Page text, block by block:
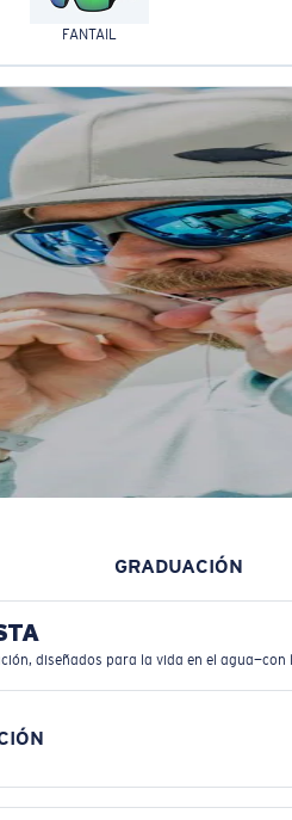
FANTAIL
GRADUACIÓN
diseñados para la vida en el